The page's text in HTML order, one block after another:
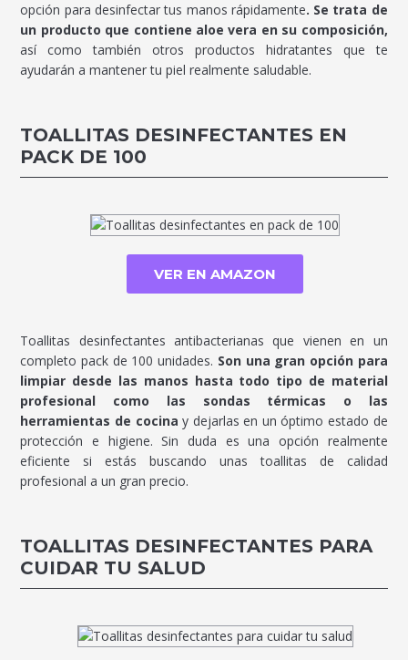
opción para desinfectar tus manos rápidamente. Se trata de
un producto que contiene aloe vera en su composición,
así como también otros productos hidratantes que te
ayudarán a mantener tu piel realmente saludable.
TOALLITAS DESINFECTANTES EN
PACK DE 100
VER EN AMAZON
Toallitas desinfectantes antibacterianas que vienen en un
completo pack de 100 unidades. Son una gran opción para
limpiar desde las manos hasta todo tipo de material
profesional como las sondas térmicas o las
herramientas de cocinay dejarlas en un óptimo estado de
protección e higiene. Sin duda es una opción realmente
eficiente si estás buscando unas toallitas de calidad
profesional a un gran precio.
TOALLITAS DESINFECTANTES PARA
CUIDAR TU SALUD